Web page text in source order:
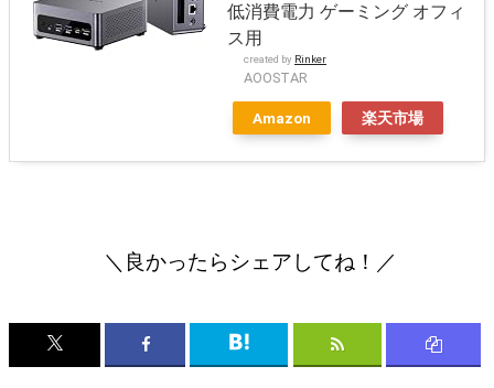
低消費電力 ゲーミング オフィ
ス用
created by Rinker
AOOSTAR
Amazon 楽天市場
＼良かったらシェアしてね！／